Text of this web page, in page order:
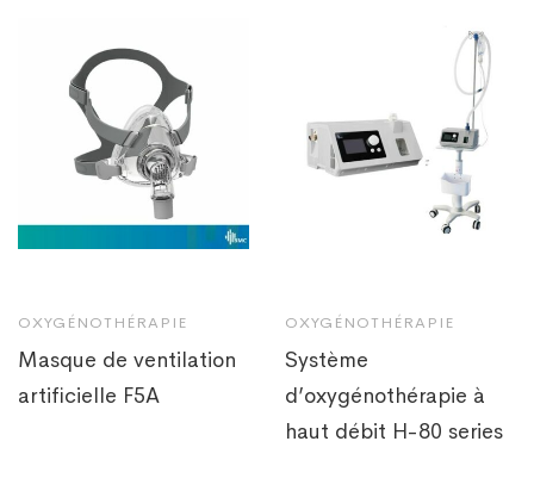
OXYGÉNOTHÉRAPIE
Masque de ventilation
artificielle F5A
OXYGÉNOTHÉRAPIE
Système
d’oxygénothérapie à
haut débit H-80 series